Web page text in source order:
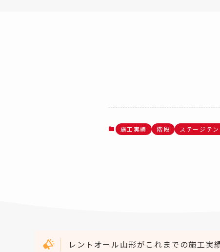
施工実績 階段 ステージテン
レントオール山形がこれまでの施工実